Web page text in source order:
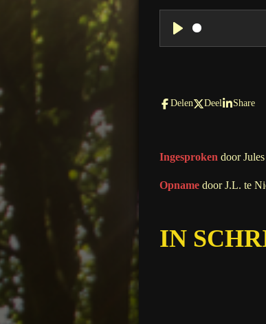
P
y
Delen Deel Share
Ingesproken door
Opname door J.L. te
IN